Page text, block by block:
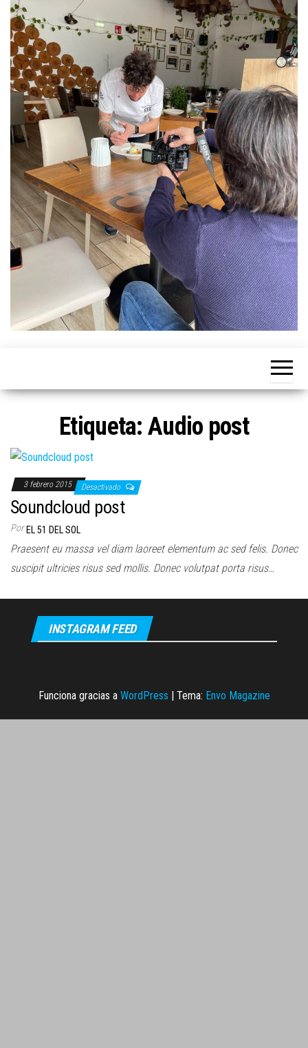
Etiqueta: Audio post
3 febrero 2015 Desactivado
Soundcloud post
Por EL 51 DEL SOL
Praesent eu massa vel diam laoreet elementum ac sed felis. Donec
suscipit ultricies risus sed mollis. Donec volutpat porta risus…
INSTAGRAM FEED
Funciona gracias a WordPress Tema: Envo Magazine